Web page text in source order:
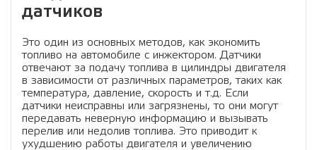
датчиков
Это один из основных методов, как экономить
топливо на автомобиле с инжектором. Датчики
отвечают за подачу топлива в цилиндры двигателя
в зависимости от различных параметров, таких как
температура, давление, скорость и т.д. Если
датчики неисправны или загрязнены, то они могут
передавать неверную информацию и вызывать
перелив или недолив топлива. Это приводит к
ухудшению работы двигателя и увеличению